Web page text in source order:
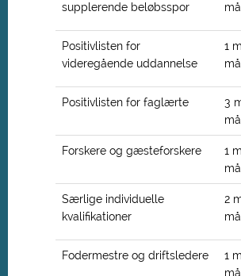
supplerende beløbsspor
Positivlisten for
videregående uddannelse
1
Positivlisten for faglærte
3
Forskere og gæsteforskere
1
Særlige individuelle
kvalifikationer
2
Fodermestre og driftsledere
1